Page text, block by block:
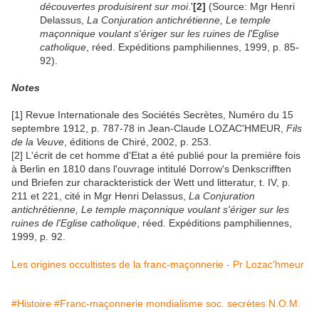
découvertes produisirent sur moi.'[2] (Source: Mgr Henri
Delassus, La Conjuration antichrétienne, Le temple
maçonnique voulant s'ériger sur les ruines de l'Eglise
catholique , réed. Expéditions pamphiliennes, 1999, p. 85-
92).
Notes
[1] Revue Internationale des Sociétés Secrètes, Numéro du 15
septembre 1912, p. 787-78 in Jean-Claude LOZAC'HMEUR, Fils
de la Veuve , éditions de Chiré, 2002, p. 253.
[2] L'écrit de cet homme d'Etat a été publié pour la première fois
à Berlin en 1810 dans l'ouvrage intitulé Dorrow's Denkscrifften
und Briefen zur charackteristick der Wett und litteratur, t. IV, p.
211 et 221, cité in Mgr Henri Delassus, La Conjuration
antichrétienne, Le temple maçonnique voulant s'ériger sur les
ruines de l'Eglise catholique , réed. Expéditions pamphiliennes,
1999, p. 92.
Les origines occultistes de la franc-maçonnerie - Pr Lozac'hmeur
#Histoire #Franc-maçonnerie mondialisme soc. secrètes N.O.M.